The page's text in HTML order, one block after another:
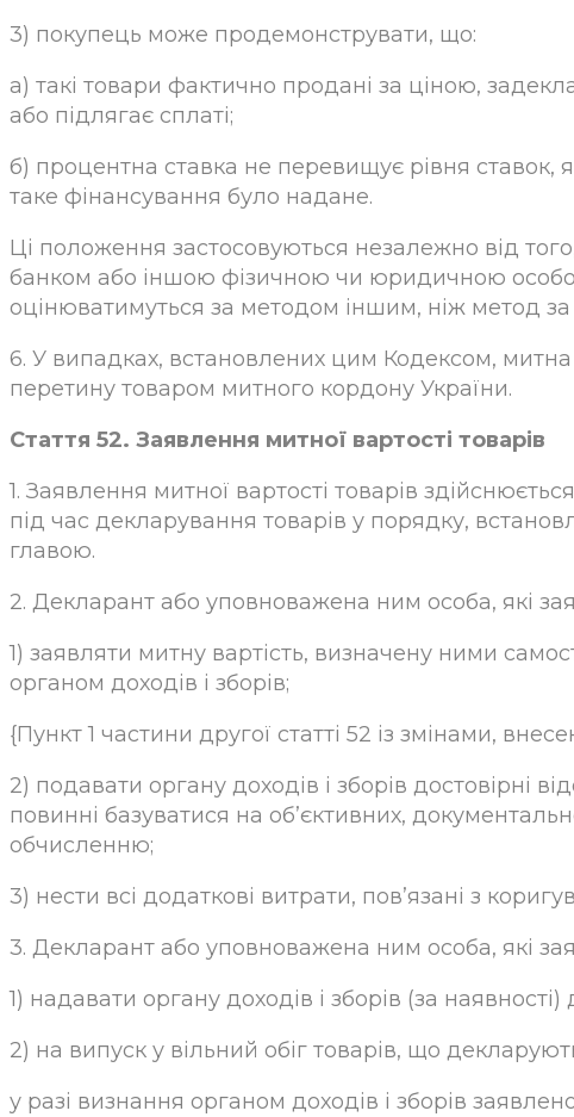
3) покупець може продемонструвати, що:
а) такі товари фактично продані за ціною,
або підлягає сплаті;
б) процентна ставка не перевищує рівня ставок,
таке фінансування було надане.
Ці положення застосовуються незалежно від
банком або іншою фізичною чи юридичною
оцінюватимуться за методом іншим, ніж метод
6. У випадках, встановлених цим Кодексом,
перетину товаром митного кордону України.
Стаття 52. Заявлення митної вартості товарів
1. Заявлення митної вартості товарів
під час декларування товарів у порядку,
главою.
2. Декларант або уповноважена ним особа, які
1) заявляти митну вартість, визначену ними
органом доходів і зборів;
{Пункт 1 частини другої статті 52 із змінами,
2) подавати органу доходів і зборів достовірні
повинні базуватися на об’єктивних,
обчисленню;
3) нести всі додаткові витрати, пов’язані з
3. Декларант або уповноважена ним особа, які
1) надавати органу доходів і зборів (за
2) на випуск у вільний обіг товарів, що
у разі визнання органом доходів і зборів